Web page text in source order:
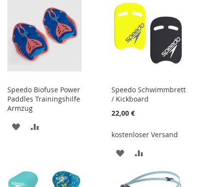
HINZUFÜGEN
HINZUFÜGEN
Speedo Biofuse Power
Paddles Trainingshilfe
Armzug
ZUR
Speedo Schwimmbrett
/ Kickboard
22,00 €
kostenloser Versand
ZUR
WUNSCHLISTE
VERGLEICHSLISTE